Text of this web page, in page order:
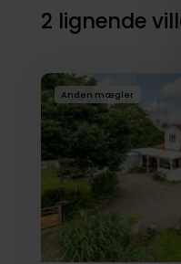
2 lignende
Anden mægler